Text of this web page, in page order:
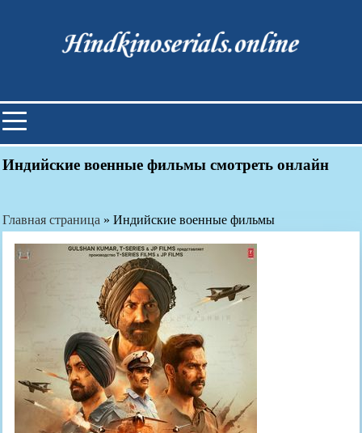
Индийские фильмы смотреть
онлайн
Индийские военные фильмы смотреть онлайн
Главная страница » Индийские военные фильмы